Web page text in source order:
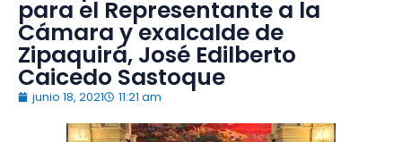
para el Representante a la
Cámara y exalcalde de
Zipaquirá, José Edilberto
Caicedo Sastoque
junio 18, 2021 11:21 am